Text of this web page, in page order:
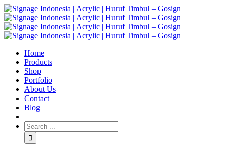
Home
Products
Shop
Portfolio
About Us
Contact
Blog